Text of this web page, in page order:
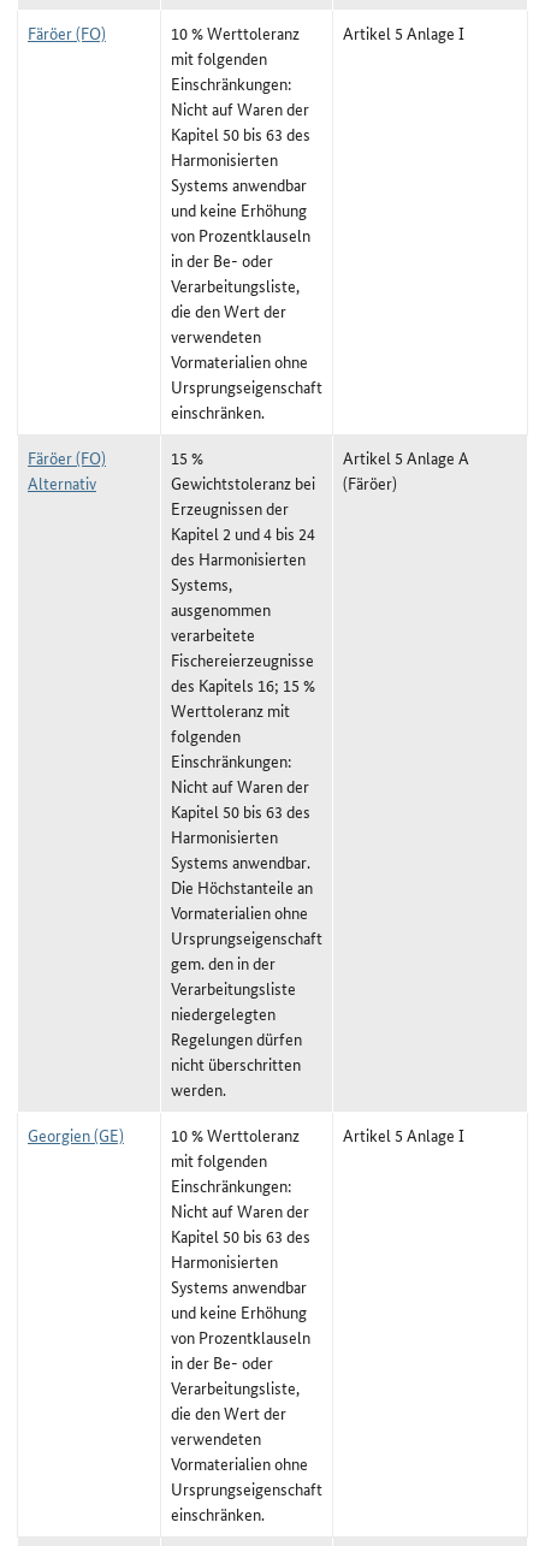
Färöer (FO)
10 % Werttoleranz
mit folgenden
Einschränkungen:
Nicht auf Waren der
Kapitel 50 bis 63 des
Harmonisierten
Systems anwendbar
und keine Erhöhung
von Prozentklauseln
in der Be- oder
Verarbeitungsliste,
die den Wert der
verwendeten
Vormaterialien ohne
Ursprungseigenschaft
einschränken.
Artikel 5 Anlage I
Färöer (FO)
Alternativ
15 %
Gewichtstoleranz bei
Erzeugnissen der
Kapitel 2 und 4 bis 24
des Harmonisierten
Systems,
ausgenommen
verarbeitete
Fischereierzeugnisse
des Kapitels 16; 15 %
Werttoleranz mit
folgenden
Einschränkungen:
Nicht auf Waren der
Kapitel 50 bis 63 des
Harmonisierten
Systems anwendbar.
Die Höchstanteile an
Vormaterialien ohne
Ursprungseigenschaft
gem. den in der
Verarbeitungsliste
niedergelegten
Regelungen dürfen
nicht überschritten
werden.
Artikel 5 Anlage A
(Färöer)
Georgien (GE)
10 % Werttoleranz
mit folgenden
Einschränkungen:
Nicht auf Waren der
Kapitel 50 bis 63 des
Harmonisierten
Systems anwendbar
und keine Erhöhung
von Prozentklauseln
in der Be- oder
Verarbeitungsliste,
die den Wert der
verwendeten
Vormaterialien ohne
Ursprungseigenschaft
einschränken.
Artikel 5 Anlage I